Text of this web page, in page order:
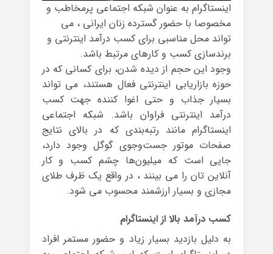
اینستاگرام به عنوان شبکه اجتماعی پرمخاطب و
مخصوصا با حضور گسترده زنان ایرانی ، می
تواند محل مناسبی برای کسب درآمد اینترنتی و
برندسازی کسب و کارهای مرتبط باشد.
وجود این حجم از دیده شدن، برای کسانی که در
حوزه‌ بازاریابی اینترنتی فعال هستند، می تواند
بسیار جذاب و حتی اغوا کننده جهت کسب
درآمد اینترنتی فراوان باشد. شبکه اجتماعی
اینستاگرام مانند رتبه‌بندی که در بالای نتایج
صفحات موتور جست‌وجوی گوگل وجود دارد،
جایی است که میلیون‌ها چشم کسب و کار
آنلاین تان را می بینند ، در واقع یک ظرف طلای
مجازی و بسیار ارزشمند محسوب می شود.
کسب درآمد بالا از اینستاگرام
به دلیل بازدید بسیار زیاد و حضور مستمر افراد